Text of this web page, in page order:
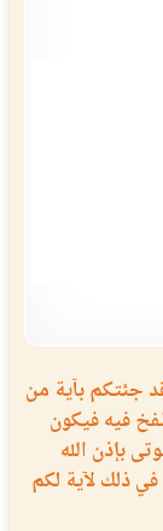
جئتكم بآية من
فيه فيكون
بإذن الله
ذلك لآية لكم